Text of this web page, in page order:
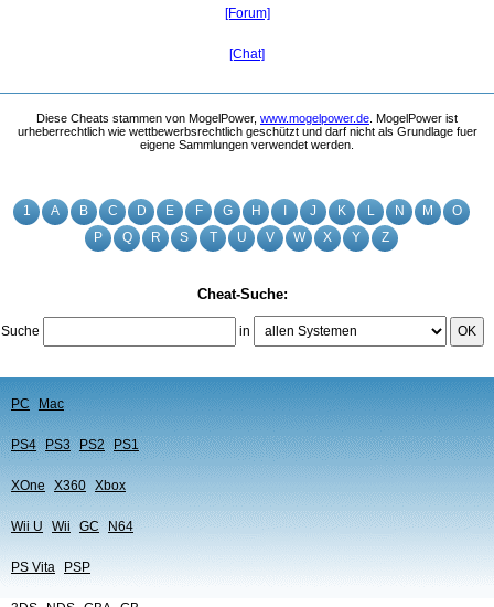
1 A B C D E F G H J K L N M
O
P
Q R S T U V W X Y Z
Cheat-Suche:
Suche in OK
PC Mac
PS4 PS3 PS2 PS1
XOne X360 Xbox
Wii U Wii GC N64
PS Vita PSP
[Forum]
[Chat]
Diese Cheats stammen von MogelPower, www.mogelpower.de . MogelPower ist
urheberrechtlich wie wettbewerbsrechtlich geschützt und darf nicht als Grundlage fuer
eigene Sammlungen verwendet werden.